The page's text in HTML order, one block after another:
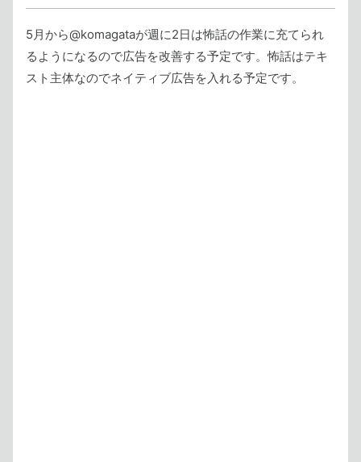
5月から@komagataが週に2日は怖話の作業に充てられ
るようになるので広告を改善する予定です。怖話はテキ
スト主体なのでネイティブ広告を入れる予定です。